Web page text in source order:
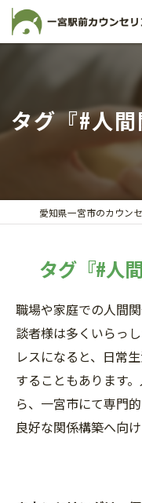
タグ『#人
タグ『#人
職場や家庭での人間
談者様は多くいらっ
レスになると、日常
することもあります
ら、一宮市にて専門
良好な関係構築へ向